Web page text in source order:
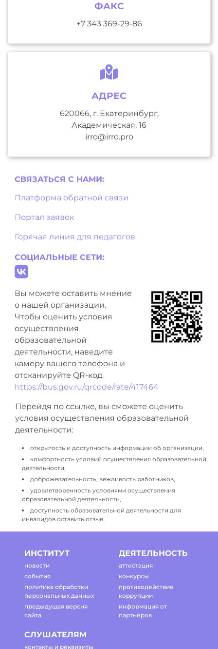
ФАКС
+7 343 369-29-86
АДРЕС
620066, г. Екатеринбург,
Академическая, 16
irro@irro.pro
СВЯЗАТЬСЯ С НAМИ:
Платформа обратной связи
Портал заявок
Горячая линия для педагогов
СОЦИАЛЬНЫЕ СЕТИ:
Вы можете оставить мнение
о нашей организации.
Чтобы оценить условия
осуществления
образовательной
деятельности, наведите
камеру вашего телефона и
отсканируйте QR-код.
https://bus.gov.ru/qrcode/rate/417464
Перейдя по ссылке, вы сможете оценить
условия осуществления образовательной
деятельности:
открытость и доступность информации об организации,
комфортность условий осуществления образовательной
деятельности,
доброжелательность, вежливость работников,
удовлетворенность условиями осуществления
образовательной деятельности,
доступность образовательной деятельности для
инвалидов оставить отзыв.
ИНСТИТУТ
новости
события
политика обработки
персональных данных
предыдущая версия
сайта
ДЕЯТЕЛЬНОСТЬ
аттестация
конкурсы
противодействие
коррупции
информация от
партнёров
СЛУШАТЕЛЯМ
контакты и реквизиты